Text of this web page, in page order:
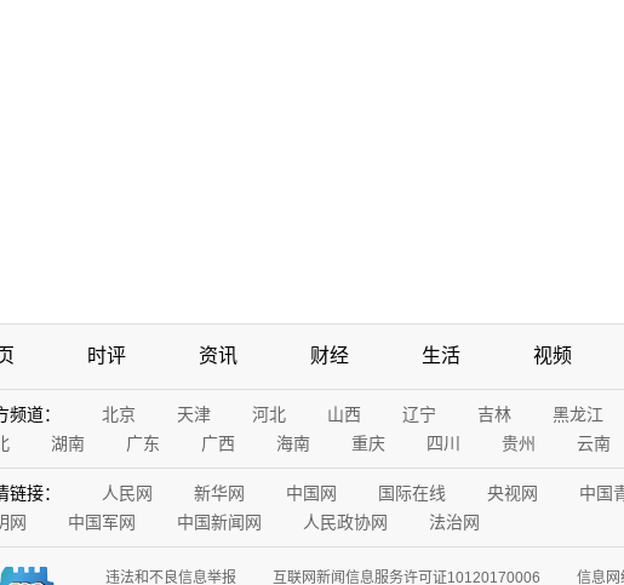
时评 资讯 财经 生活 视频
频道： 北京 天津 河北 山西 辽宁 吉林 黑龙江
湖南 广东 广西 海南 重庆 四川 贵州 云南
链接： 人民网 新华网 中国网 国际在线 央视网 中国
网
中国军网 中国新闻网 人民政协网 法治网
违法和不良信息举报 互联网新闻信息服务许可证10120170006 信息网